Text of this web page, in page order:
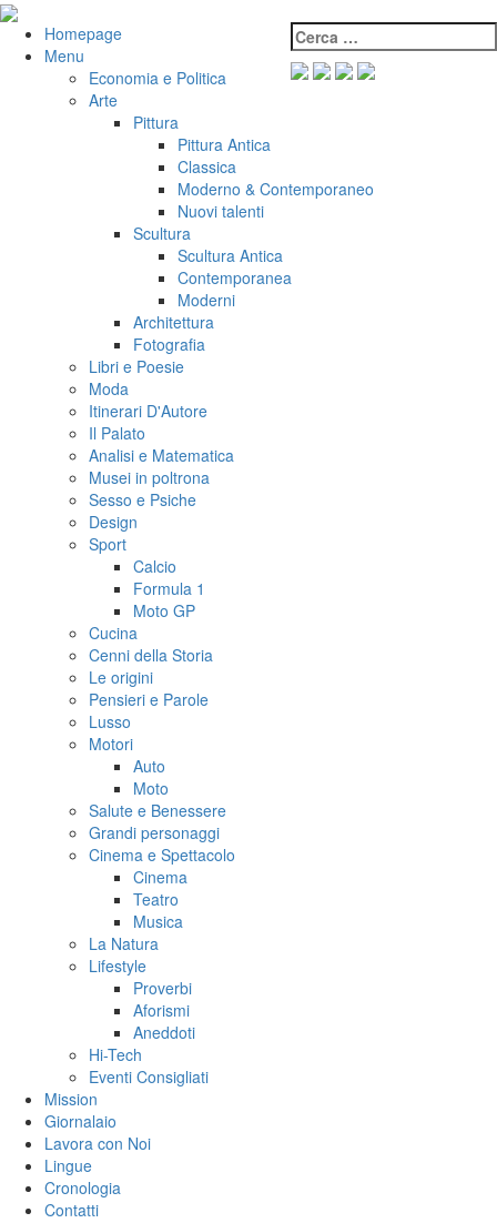
Salta
contenuto
VeniVidiVici Cerca:
Homepage
Menu
Economia e Politica
Arte
Pittura
Pittura Antica
Classica
Moderno & Contemporaneo
Nuovi talenti
Scultura
Scultura Antica
Contemporanea
Moderni
Architettura
Fotografia
Libri e Poesie
Moda
Itinerari D'Autore
Il Palato
Analisi e Matematica
Musei in poltrona
Sesso e Psiche
Design
Sport
Calcio
Formula 1
Moto GP
Cucina
Cenni della Storia
Le origini
Pensieri e Parole
Lusso
Motori
Auto
Moto
Salute e Benessere
Grandi personaggi
Cinema e Spettacolo
Cinema
Teatro
Musica
La Natura
Lifestyle
Proverbi
Aforismi
Aneddoti
Hi-Tech
Eventi Consigliati
Mission
Giornalaio
Lavora con Noi
Lingue
Cronologia
Contatti